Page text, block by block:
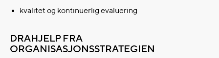
kvalitet og kontinuerlig evaluering
DRAHJELP FRA
ORGANISASJONSSTRATEGIEN